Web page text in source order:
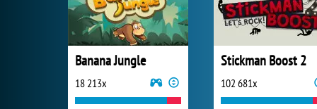
Banana Jungle
18 213x
Stickman Boost 2
102 681x